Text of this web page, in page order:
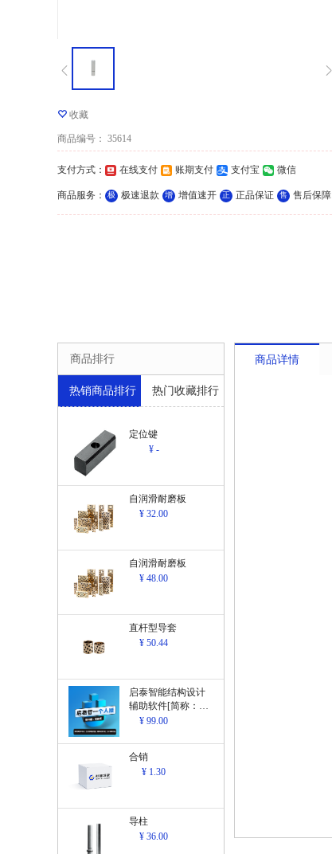
收藏
商品编号 ： 35614
支付方式 ： 在线支付 账期支付 支付宝 微信
商品服务 ： 极 极速退款 增 增值速开 正 正品保证 售 售后保障
商品排行
热销商品排行 热门收藏排行
定位键
¥ -
自润滑耐磨板
¥ 32.00
自润滑耐磨板
¥ 48.00
直杆型导套
¥ 50.44
启泰智能结构设计
辅助软件[简称：结
构设计辅助软
¥ 99.00
合销
¥ 1.30
导柱
¥ 36.00
商品详情